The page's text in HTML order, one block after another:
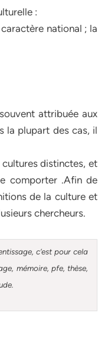
:
national ; la
attribuée aux
la plupart des cas, il
distinctes, et
comporter .Afin de
de la culture et
chercheurs.
c’est pour cela
mémoire, pfe, thèse,